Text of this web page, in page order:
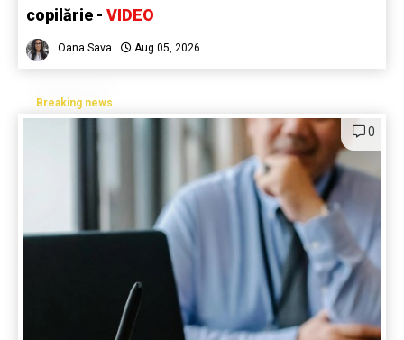
copilărie - VIDEO
Oana Sava Aug 05, 2026
Breaking news
0